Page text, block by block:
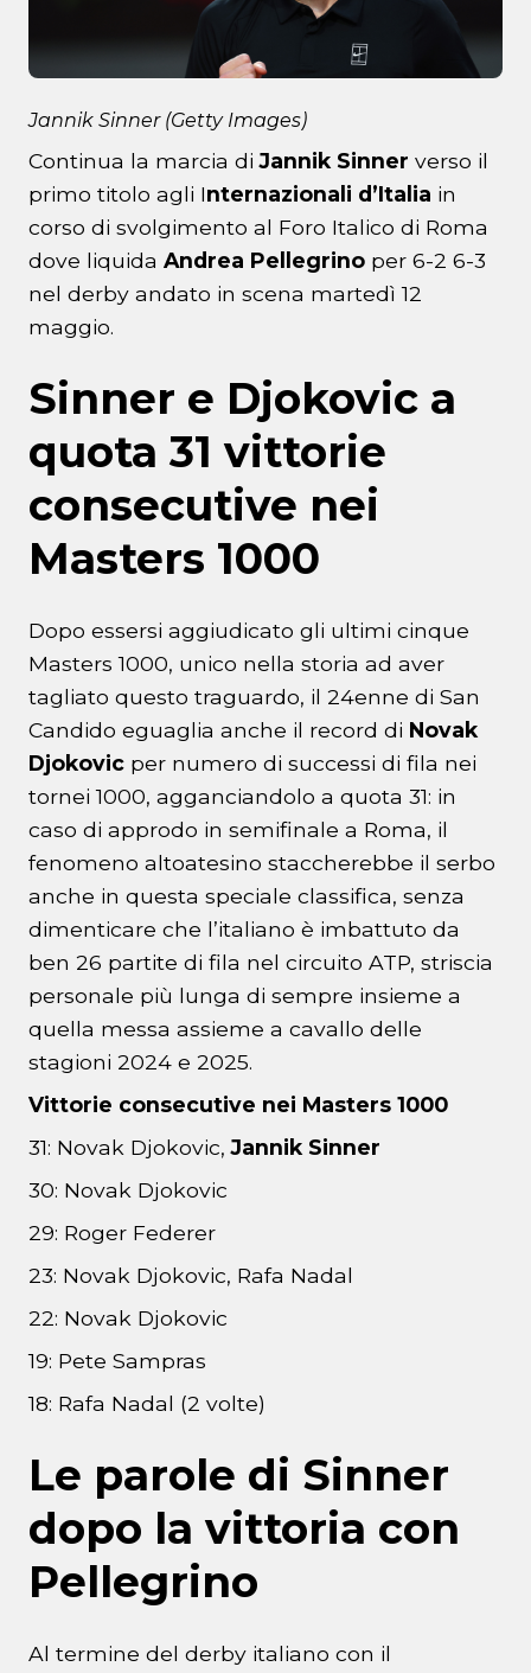
Jannik Sinner (Getty Images)
Continua la marcia diJannik Sinner verso il
primo titolo agli Internazionali d’Italia in
corso di svolgimento al Foro Italico di Roma
dove liquida Andrea Pellegrino per 6-2 6-3
nel derby andato in scena martedì 12
maggio.
Sinner e Djokovic a
quota 31 vittorie
consecutive nei
Masters 1000
Dopo essersi aggiudicato gli ultimi cinque
Masters 1000, unico nella storia ad aver
tagliato questo traguardo, il 24enne di San
Candido eguaglia anche il record di Novak
Djokovic per numero di successi di fila nei
tornei 1000, agganciandolo a quota 31: in
caso di approdo in semifinale a Roma, il
fenomeno altoatesino staccherebbe il serbo
anche in questa speciale classifica, senza
dimenticare che l’italiano è imbattuto da
ben 26 partite di fila nel circuito ATP, striscia
personale più lunga di sempre insieme a
quella messa assieme a cavallo delle
stagioni 2024 e 2025.
Vittorie consecutive nei Masters 1000
31: Novak Djokovic,Jannik Sinner
30: Novak Djokovic
29: Roger Federer
23: Novak Djokovic, Rafa Nadal
22: Novak Djokovic
19: Pete Sampras
18: Rafa Nadal (2 volte)
Le parole di Sinner
dopo la vittoria con
Pellegrino
Al termine del derby italiano con il